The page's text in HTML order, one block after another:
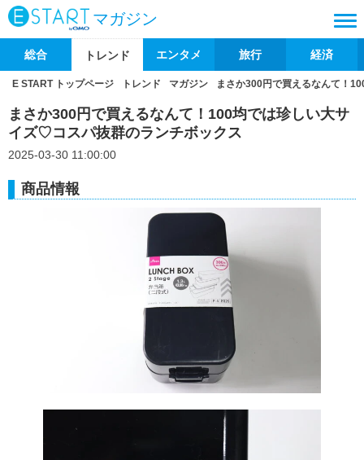
マガジン
総合 トレンド エンタメ 旅行 経済
E START トップページ トレンド マガジン まさか300円で買えるなんて！
まさか300円で買えるなんて！100均では珍しい大サ
イズ♡コスパ抜群のランチボックス
2025-03-30 11:00:00
商品情報